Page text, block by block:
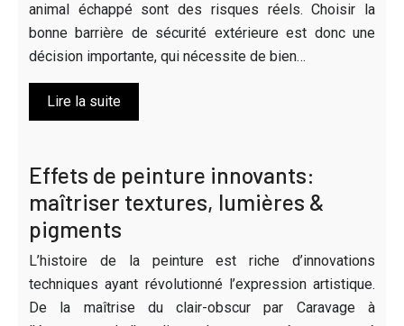
animal échappé sont des risques réels. Choisir la
bonne barrière de sécurité extérieure est donc une
décision importante, qui nécessite de bien…
Lire la suite
Effets de peinture innovants:
maîtriser textures, lumières &
pigments
L’histoire de la peinture est riche d’innovations
techniques ayant révolutionné l’expression artistique.
De la maîtrise du clair-obscur par Caravage à